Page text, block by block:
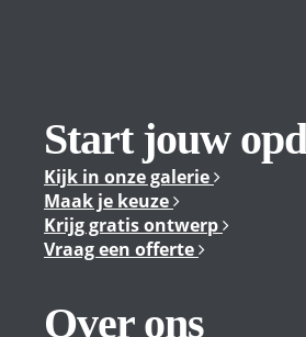
Start jouw
Kijk in onze galerie
Maak je keuze
Krijg gratis ontwerp
Vraag een offerte
Over ons